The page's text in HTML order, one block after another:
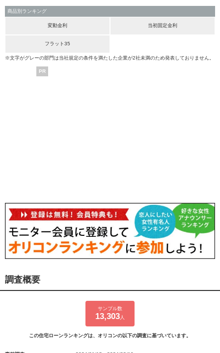
商品別ランキング
変動金利 当初固定金利
フラット35
※文字がグレーの部門は当社規定の条件を満たした企業が2社未満のため発表しておりません。
PR
調査概要
サンプル数
13,303 人
この住宅ローンランキングは、オリコンの以下の調査に基づいています。